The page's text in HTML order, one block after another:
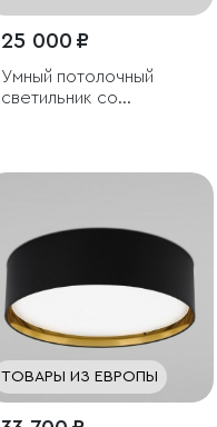
25 000 ₽
Умный потолочный
светильник со
ТОВАРЫ ИЗ ЕВРОПЫ